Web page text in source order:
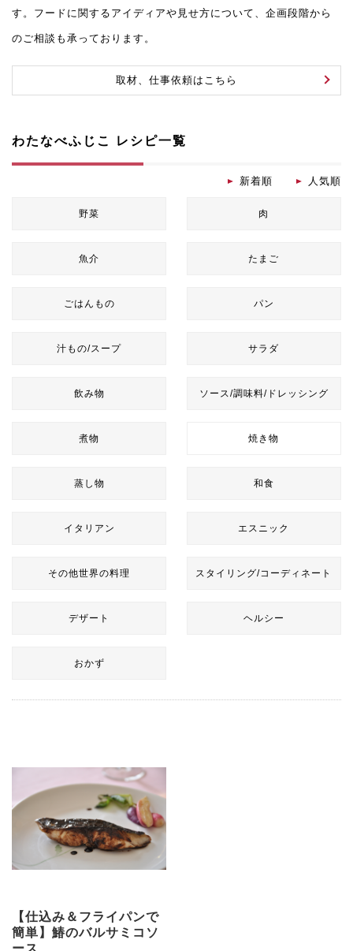
す。フードに関するアイディアや見せ方について、企画段階から
のご相談も承っております。
取材、仕事依頼はこちら
わたなべふじこ レシピ一覧
新着順 人気順
野菜 肉
魚介 たまご
ごはんもの パン
汁もの/スープ サラダ
飲み物 ソース/調味料/ドレッシング
煮物 焼き物
蒸し物 和食
イタリアン エスニック
その他世界の料理 スタイリング/コーディネート
デザート ヘルシー
おかず
【仕込み＆フライパンで
簡単】鰆のバルサミコソ
ース